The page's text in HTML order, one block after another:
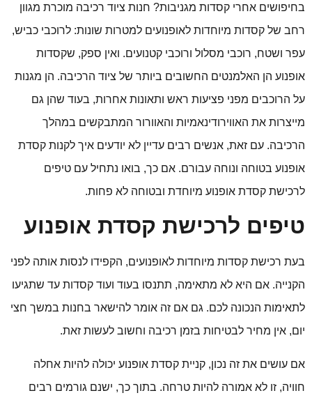
בחיפושים אחרי קסדות מגניבות? חנות ציוד רכיבה מוכרת מגוון
רחב של קסדות מיוחדות לאופנועים למטרות שונות: לרוכבי כביש,
עפר ושטח, רוכבי מסלול ורוכבי קטנועים. ואין ספק, שקסדות
אופנוע הן האלמנטים החשובים ביותר של ציוד הרכיבה. הן מגנות
על הרוכבים מפני פציעות ראש ותאונות אחרות, בעוד שהן גם
מייצרות את האווירודינאמיות והאוורור המתבקשים במהלך
הרכיבה. עם זאת, אנשים רבים עדיין לא יודעים איך לקנות קסדת
אופנוע בטוחה ונוחה עבורם. אם כך, בואו נתחיל עם טיפים
לרכישת קסדת אופנוע מיוחדת ובטוחה לא פחות.
טיפים לרכישת קסדת אופנוע
בעת רכישת קסדות מיוחדות לאופנועים, הקפידו לנסות אותה לפני
הקנייה. אם היא לא מתאימה, תתנסו בעוד ועוד קסדות עד שתגיעו
לתאימות הנכונה לכם. גם אם זה אומר להישאר בחנות במשך חצי
יום, אין מחיר לבטיחות בזמן רכיבה וחשוב לעשות זאת.
אם עושים את זה נכון, קניית קסדת אופנוע יכולה להיות אחלה
חוויה, זו לא אמורה להיות טרחה. בתוך כך, ישנם גורמים רבים